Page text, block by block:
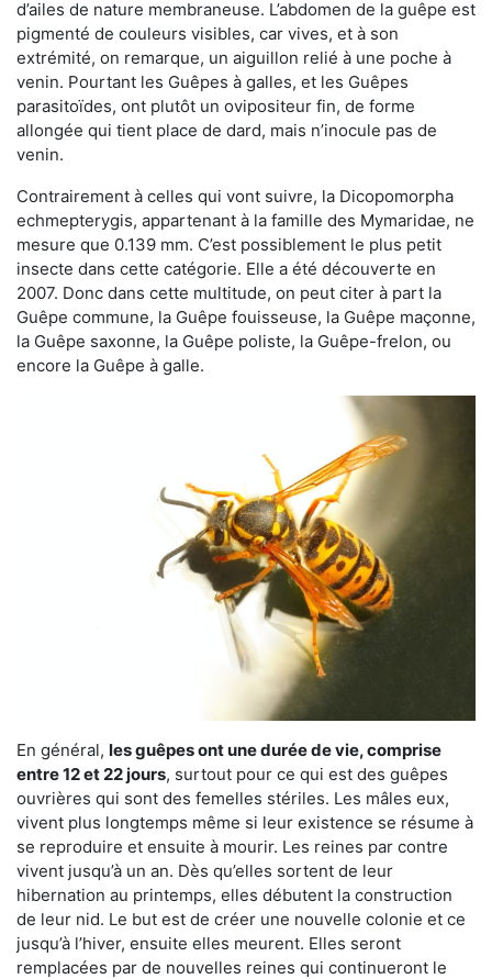
d’ailes de nature membraneuse. L’abdomen de la guêpe est
pigmenté de couleurs visibles, car vives, et à son
extrémité, on remarque, un aiguillon relié à une poche à
venin. Pourtant les Guêpes à galles, et les Guêpes
parasitoïdes, ont plutôt un ovipositeur fin, de forme
allongée qui tient place de dard, mais n’inocule pas de
venin.
Contrairement à celles qui vont suivre, la Dicopomorpha
echmepterygis, appartenant à la famille des Mymaridae, ne
mesure que 0.139 mm. C’est possiblement le plus petit
insecte dans cette catégorie. Elle a été découverte en
2007. Donc dans cette multitude, on peut citer à part la
Guêpe commune, la Guêpe fouisseuse, la Guêpe maçonne,
la Guêpe saxonne, la Guêpe poliste, la Guêpe-frelon, ou
encore la Guêpe à galle.
En général, les guêpes ont une durée de vie, comprise
entre 12 et 22 jours, surtout pour ce qui est des guêpes
ouvrières qui sont des femelles stériles. Les mâles eux,
vivent plus longtemps même si leur existence se résume à
se reproduire et ensuite à mourir. Les reines par contre
vivent jusqu’à un an. Dès qu’elles sortent de leur
hibernation au printemps, elles débutent la construction
de leur nid. Le but est de créer une nouvelle colonie et ce
jusqu’à l’hiver, ensuite elles meurent. Elles seront
remplacées par de nouvelles reines qui continueront le